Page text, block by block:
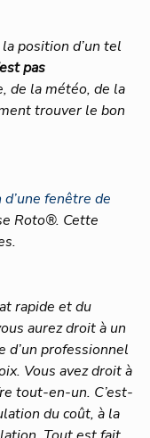
position d’un tel
pas
de la météo, de la
trouver le bon
fenêtre de
Roto®. Cette
rapide et du
aurez droit à un
d’un professionnel
Vous avez droit à
tout-en-un. C’est-
du coût, à la